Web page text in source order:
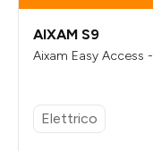
AIXAM S9
Aixam Easy Access
Elettrico